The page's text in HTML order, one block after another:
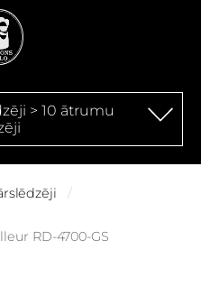
> 10 ātrumu
RD-4700-GS